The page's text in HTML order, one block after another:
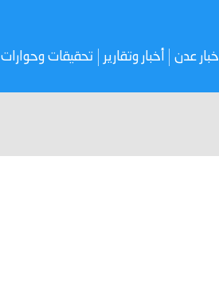
اخبار عدن أخبار وتقارير تحقيقات وحوارات